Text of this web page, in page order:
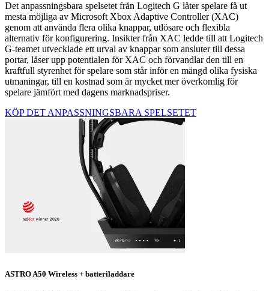
Det anpassningsbara spelsetet från Logitech G låter spelare få ut
mesta möjliga av Microsoft Xbox Adaptive Controller (XAC)
genom att använda flera olika knappar, utlösare och flexibla
alternativ för konfigurering. Insikter från XAC ledde till att Logitech
G-teamet utvecklade ett urval av knappar som ansluter till dessa
portar, låser upp potentialen för XAC och förvandlar den till en
kraftfull styrenhet för spelare som står inför en mängd olika fysiska
utmaningar, till en kostnad som är mycket mer överkomlig för
spelare jämfört med dagens marknadspriser.
KÖP DET ANPASSNINGSBARA SPELSETET
ASTRO A50 Wireless + batteriladdare